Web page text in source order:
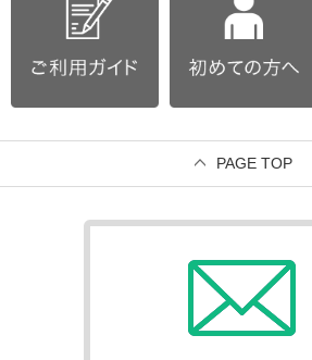
PAGE TOP